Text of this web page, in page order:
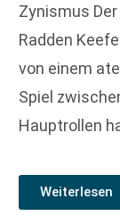
Zynismus
Radden
von einem
Spiel
Hauptrollen
Weiterlesen